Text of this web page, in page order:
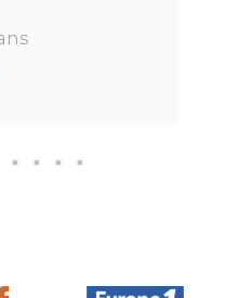
répondre à
en moins de
ou par
très bien